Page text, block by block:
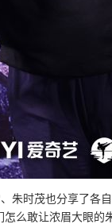
朱时茂也分享了各
么敢让浓眉大眼的